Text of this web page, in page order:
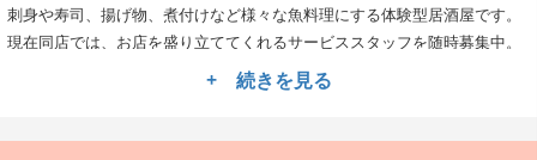
刺身や寿司、揚げ物、煮付けなど様々な魚料理にする体験型居酒屋です。
現在同店では、お店を盛り立ててくれるサービススタッフを随時募集中。
用意！
+ 続きを見る